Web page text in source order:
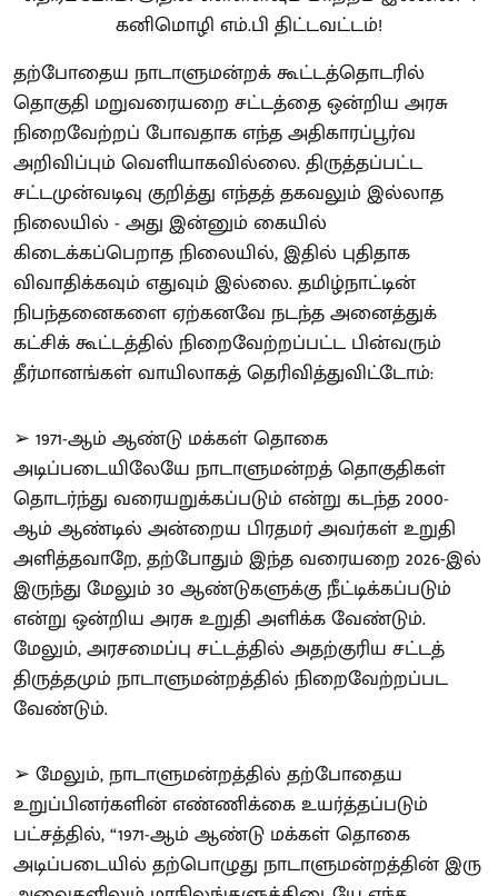
தற்போதைய நாடாளுமன்றக் கூட்டத்தொடரில்
தொகுதி மறுவரையறை சட்டத்தை ஒன்றிய அரசு
நிறைவேற்றப் போவதாக எந்த அதிகாரப்பூர்வ
அறிவிப்பும் வெளியாகவில்லை. திருத்தப்பட்ட
சட்டமுன்வடிவு குறித்து எந்தத் தகவலும் இல்லாத
நிலையில் - அது இன்னும் கையில்
கிடைக்கப்பெறாத நிலையில், இதில் புதிதாக
விவாதிக்கவும் எதுவும் இல்லை. தமிழ்நாட்டின்
நிபந்தனைகளை ஏற்கனவே நடந்த அனைத்துக்
கட்சிக் கூட்டத்தில் நிறைவேற்றப்பட்ட பின்வரும்
தீர்மானங்கள் வாயிலாகத் தெரிவித்துவிட்டோம்:
➢ 1971-ஆம் ஆண்டு மக்கள் தொகை
அடிப்படையிலேயே நாடாளுமன்றத் தொகுதிகள்
தொடர்ந்து வரையறுக்கப்படும் என்று கடந்த 2000-
ஆம் ஆண்டில் அன்றைய பிரதமர் அவர்கள் உறுதி
அளித்தவாறே, தற்போதும் இந்த வரையறை 2026-இல்
இருந்து மேலும் 30 ஆண்டுகளுக்கு நீட்டிக்கப்படும்
என்று ஒன்றிய அரசு உறுதி அளிக்க வேண்டும்.
மேலும், அரசமைப்பு சட்டத்தில் அதற்குரிய சட்டத்
திருத்தமும் நாடாளுமன்றத்தில் நிறைவேற்றப்பட
வேண்டும்.
➢ மேலும், நாடாளுமன்றத்தில் தற்போதைய
உறுப்பினர்களின் எண்ணிக்கை உயர்த்தப்படும்
பட்சத்தில், “1971-ஆம் ஆண்டு மக்கள் தொகை
அடிப்படையில் தற்பொழுது நாடாளுமன்றத்தின் இரு